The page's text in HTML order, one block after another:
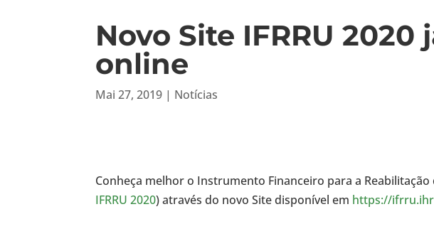
Novo Site IFRRU 2020
online
Mai 27, 2019 | Notícias
Conheça melhor o Instrumento Financeiro para a Reabilitação
IFRRU 2020) através do novo Site disponível em https://